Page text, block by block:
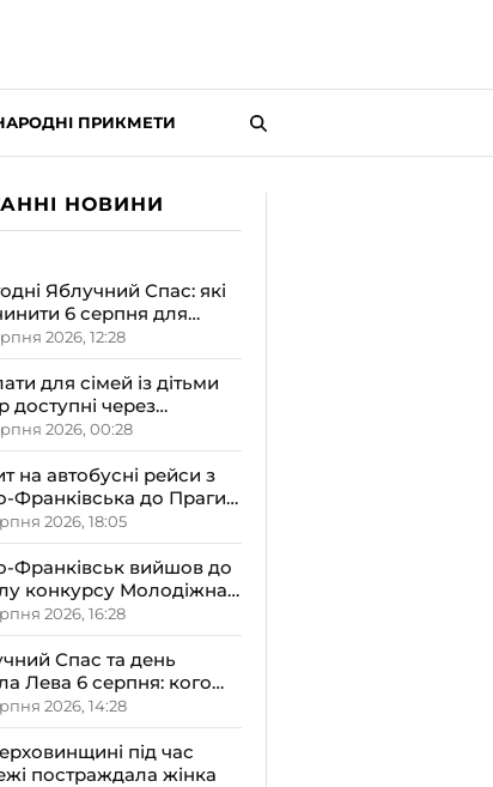
ПРИКМЕТИ
НОВИНИ
Яблучний Спас: які
6 серпня для
достатку та
в оселю
2026, 12:28
для сімей із дітьми
доступні через
деталі від ОВА
2026, 00:28
на автобусні рейси з
Франківська до Праги
високим
2026, 18:05
Франківськ вийшов до
конкурсу Молодіжна
України-2026
2026, 16:28
Спас та день
Лева 6 серпня: кого
привітати, що
у храмах і які
передбачають
2026, 14:28
під час
постраждала жінка